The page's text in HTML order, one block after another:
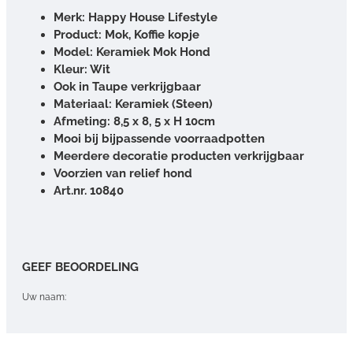
Merk: Happy House Lifestyle
Product: Mok, Koffie kopje
Model: Keramiek Mok Hond
Kleur: Wit
Ook in Taupe verkrijgbaar
Materiaal: Keramiek (Steen)
Afmeting: 8,5 x 8, 5 x H 10cm
Mooi bij bijpassende voorraadpotten
Meerdere decoratie producten verkrijgbaar
Voorzien van relief hond
Art.nr. 10840
GEEF BEOORDELING
Uw naam: